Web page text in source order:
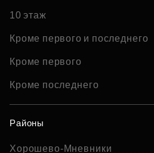
10 этаж
Кроме первого и последнего
Кроме первого
Кроме последнего
Районы
Хорошево-Мневники